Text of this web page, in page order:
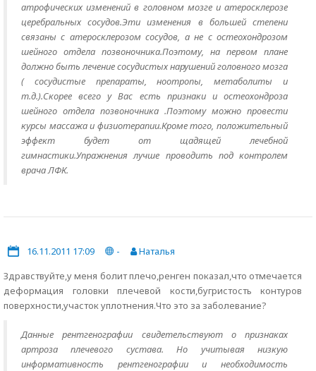
атрофических изменений в головном мозге и атеросклерозе
церебральных сосудов.Эти изменения в большей степени
связаны с атеросклерозом сосудов, а не с остеохондрозом
шейного отдела позвоночника.Поэтому, на первом плане
должно быть лечение сосудистых нарушений головного мозга
( сосудистые препараты, ноотропы, метаболиты и
т.д.).Скорее всего у Вас есть признаки и остеохондроза
шейного отдела позвоночника .Поэтому можно провести
курсы массажа и физиотерапии.Кроме того, положительный
эффект будет от щадящей лечебной
гимнастики.Упражнения лучше проводить под контролем
врача ЛФК.
16.11.2011 17:09 -
Наталья
Здравствуйте,у меня болит плечо,ренген показал,что отмечается
деформация головки плечевой кости,бугристость контуров
поверхности,участок уплотнения.Что это за заболевание?
Данные рентгенографии свидетельствуют о признаках
артроза плечевого сустава. Но учитывая низкую
информативность рентгенографии и необходимость